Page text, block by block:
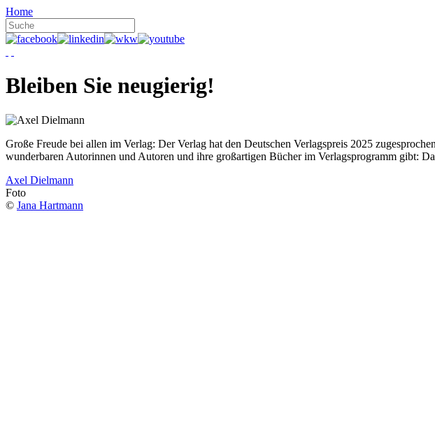
Home
Bleiben Sie neugierig!
Große Freude bei allen im Verlag: Der Verlag hat den Deutschen Verlagspreis 2025
wunderbaren Autorinnen und Autoren und ihre großartigen Bücher im Verlagsprogramm gibt:
Axel Dielmann
Foto
© Jana Hartmann